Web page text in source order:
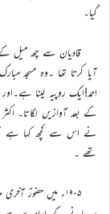
گیا۔
قادیان سے چھ میل
آیا کرتا تھا ۔وہ مسجد
احمد!ایک روپیہ لینا
کے بعد آوازیں لگاتا۔
نے اس سے کچھ کہا ہے تو
تھے ۔
۱۹۰۵ء میں حضورؑ